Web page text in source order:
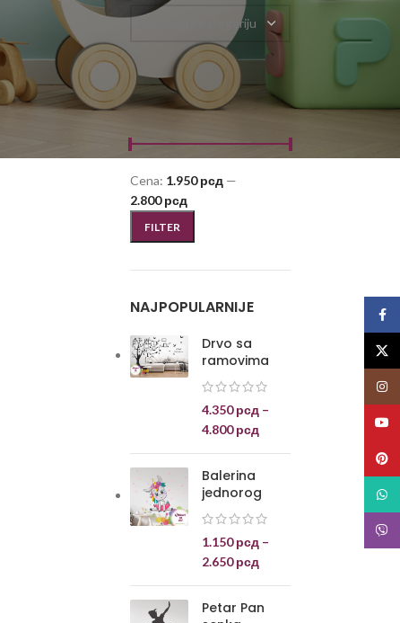
Odaberite kategoriju
FILTRIRAJ PO CENI
FILTER
Cena: 1.950 рсд —
2.800 рсд
NAJPOPULARNIJE
Drvo sa
ramovima
4.350рсд –
4.800рсд
Balerina
jednorog
1.150рсд –
2.650рсд
Petar Pan
Viber